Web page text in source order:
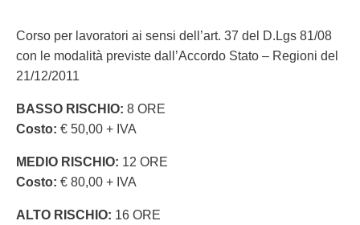
Corso per lavoratori ai sensi dell’art. 37 del D.Lgs 81/08
con le modalità previste dall’Accordo Stato – Regioni del
21/12/2011
BASSO RISCHIO: 8 ORE
Costo: € 50,00 + IVA
MEDIO RISCHIO: 12 ORE
Costo: € 80,00 + IVA
ALTO RISCHIO: 16 ORE